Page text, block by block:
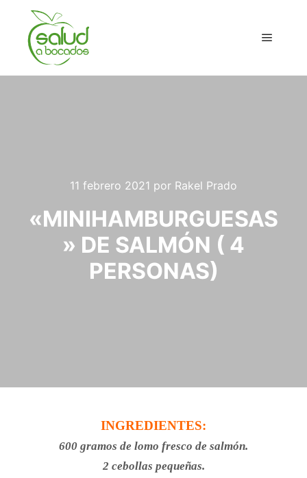
11 febrero 2021 por Rakel Prado
«MINIHAMBURGUESAS
» DE SALMÓN ( 4
PERSONAS)
INGREDIENTES:
600 gramos de lomo fresco de salmón.
2 cebollas pequeñas.